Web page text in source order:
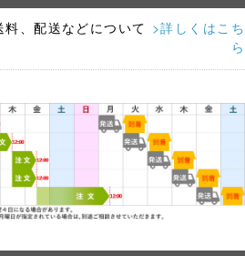
、配送などについて >詳しくはこち
ら